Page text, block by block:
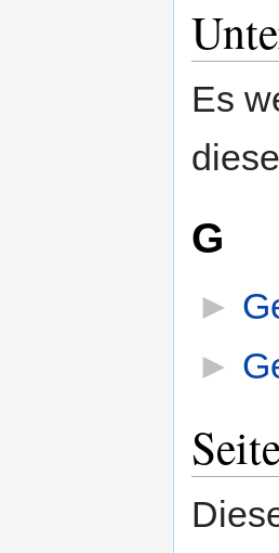
Es
G
►
►